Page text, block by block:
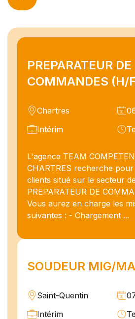
PREPARATEUR DE
COMMANDES (H/
Chartres
Intérim
L'agence TEAM
CHARTRES recherche
clients situé sur le secteur
PREPARATEUR DE
Vous aurez en charge les
suivantes : - Chargement ...
SOUDEUR MIG/
Saint-Quentin
Intérim